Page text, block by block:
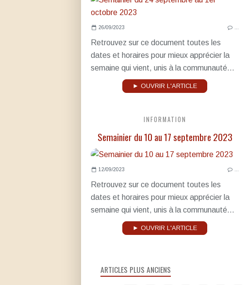
26/09/2023
Retrouvez sur ce document toutes les
dates et horaires pour mieux apprécier la
semaine qui vient, unis à la communauté...
► OUVRIR L'ARTICLE
INFORMATION
Semainier du 10 au 17 septembre 2023
12/09/2023
Retrouvez sur ce document toutes les
dates et horaires pour mieux apprécier la
semaine qui vient, unis à la communauté...
► OUVRIR L'ARTICLE
ARTICLES PLUS ANCIENS